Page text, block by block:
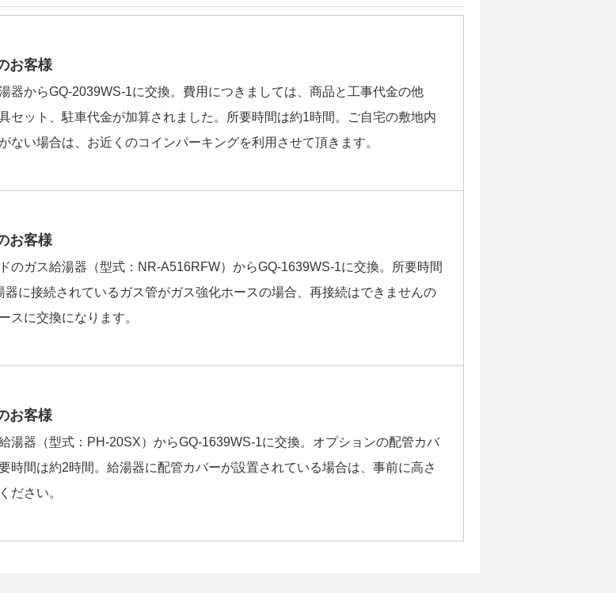
お客様
器からGQ-2039WS-1に交換。費用につきましては、商品と工事代金の他
セット、駐車代金が加算されました。所要時間は約1時間。ご自宅の敷地内
ない場合は、お近くのコインパーキングを利用させて頂きます。
お客様
のガス給湯器（型式：NR-A516RFW）からGQ-1639WS-1に交換。所要時間
器に接続されているガス管がガス強化ホースの場合、再接続はできませんの
スに交換になります。
お客様
湯器（型式：PH-20SX）からGQ-1639WS-1に交換。オプションの配管カバ
時間は約2時間。給湯器に配管カバーが設置されている場合は、事前に高さ
ださい。